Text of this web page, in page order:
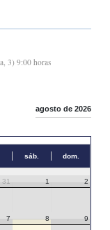
3) 9:00 horas
agosto de 2026
sáb. dom.
31 1 2
7 8 9